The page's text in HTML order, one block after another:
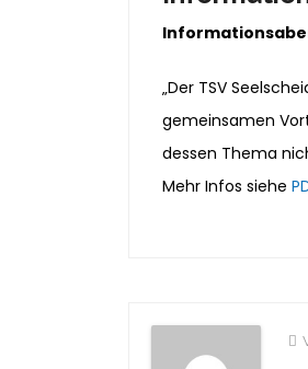
„Der TSV
gemeinsamen
dessen Thema
Mehr Infos siehe